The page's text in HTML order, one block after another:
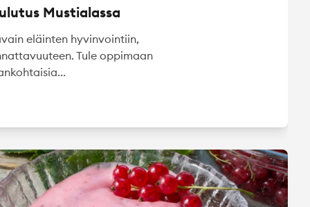
Mustialassa
eläinten hyvinvointiin,
Tule oppimaan